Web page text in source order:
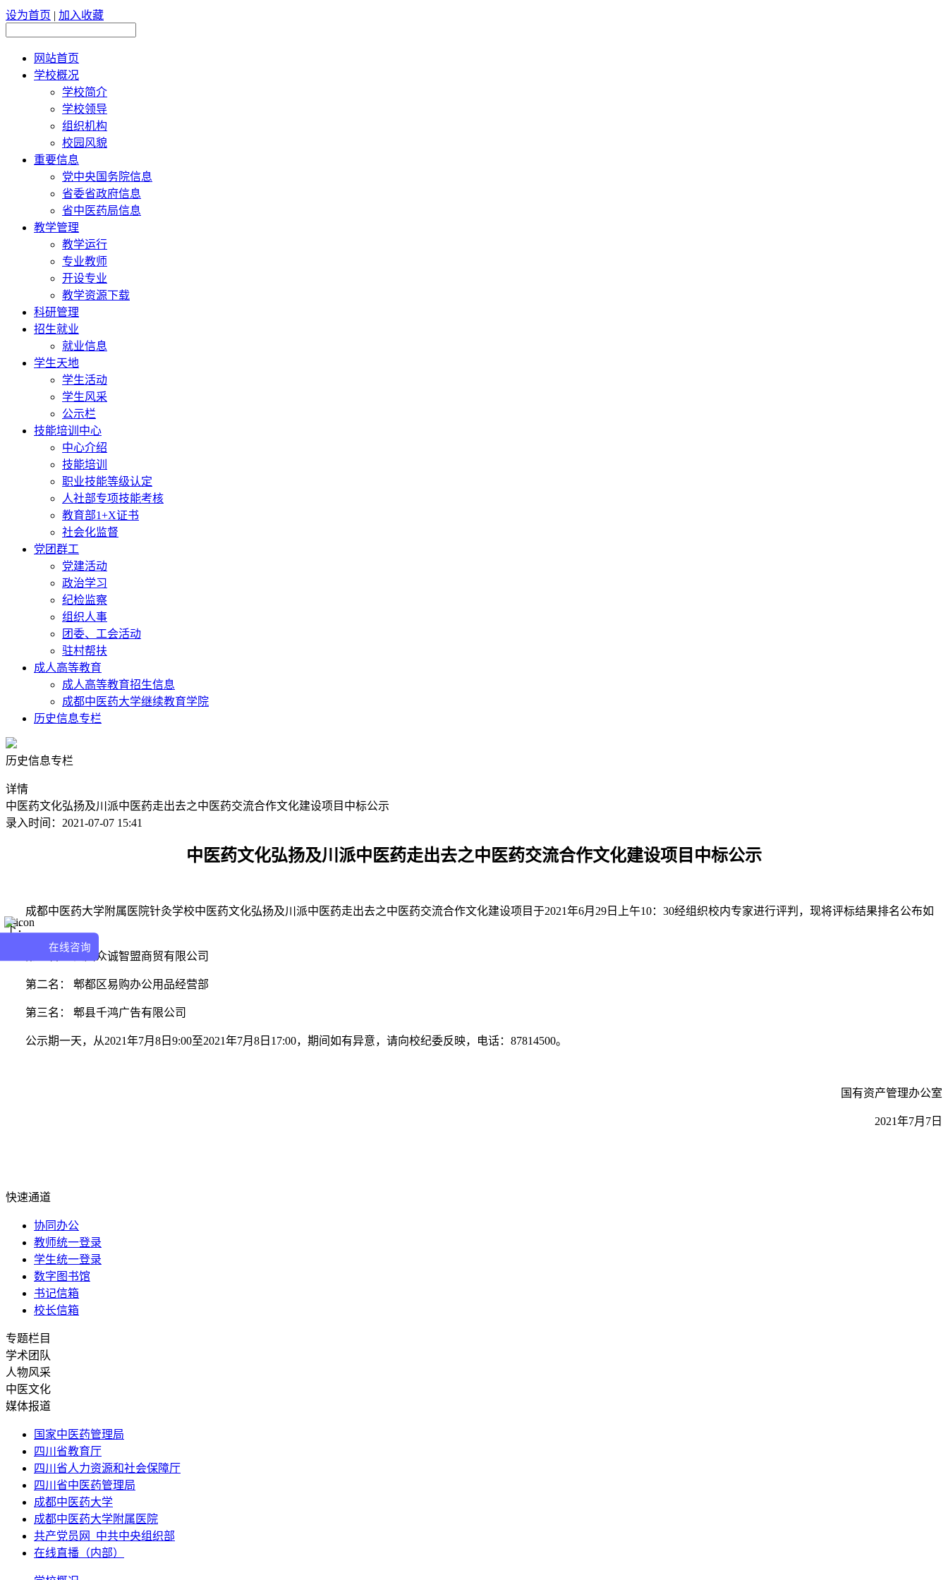
设为首页 | 加入收藏
网站首页
学校概况
学校简介
学校领导
组织机构
校园风貌
重要信息
党中央国务院信息
省委省政府信息
省中医药局信息
教学管理
教学运行
专业教师
开设专业
教学资源下载
科研管理
招生就业
就业信息
学生天地
学生活动
学生风采
公示栏
技能培训中心
中心介绍
技能培训
职业技能等级认定
人社部专项技能考核
教育部1+X证书
社会化监督
党团群工
党建活动
政治学习
纪检监察
组织人事
团委、工会活动
驻村帮扶
成人高等教育
成人高等教育招生信息
成都中医药大学继续教育学院
历史信息专栏
历史信息专栏
详情
中医药文化弘扬及川派中医药走出去之中医药交流合作文化建设项目中标公示
录入时间：2021-07-07 15:41
中医药文化弘扬及川派中医药走出去之中医药交流合作文化建设项目 中标公示
成都中医药大学附属医院针灸学校中医药文化弘扬及川派中医药走出去之中医药交流合作文化建设项目于2021年6月 29日上午10：30经组织校内专家进行评判，现将评标结果排名公布如
下：
第一名：四川众诚智盟商贸有限公司
第二名： 郫都区易购办公用品经营部
第三名： 郫县千鸿广告有限公司
公示期一天，从2021年7月8日9:00至2021年7月8日17:00， 期间如有异意，请向校纪委反映，电话： 87814500。
国有资产管理办公室
2021年7月7日
快速通道
协同办公
教师统一登录
学生统一登录
数字图书馆
书记信箱
校长信箱
专题栏目
学术团队
人物风采
中医文化
媒体报道
国家中医药管理局
四川省教育厅
四川省人力资源和社会保障厅
四川省中医药管理局
成都中医药大学
成都中医药大学附属医院
共产党员网_中共中央组织部
在线直播（内部）
在线咨询